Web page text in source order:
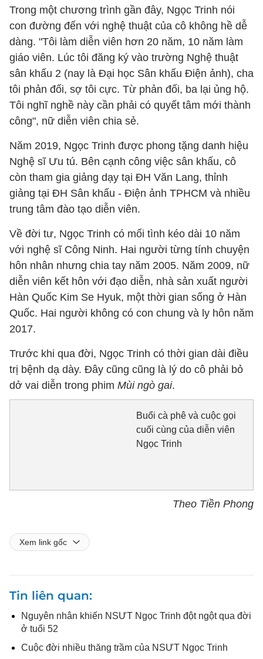
Trong một chương trình gần đây, Ngọc Trinh nói
con đường đến với nghệ thuật của cô không hề dễ
dàng. "Tôi làm diễn viên hơn 20 năm, 10 năm làm
giáo viên. Lúc tôi đăng ký vào trường Nghệ thuật
sân khấu 2 (nay là Đại học Sân khấu Điện ảnh), cha
tôi phản đối, sợ tôi cực. Từ phản đối, ba lại ủng hộ.
Tôi nghĩ nghề này cần phải có quyết tâm mới thành
công", nữ diễn viên chia sẻ.
Năm 2019, Ngọc Trinh được phong tặng danh hiệu
Nghệ sĩ Ưu tú. Bên cạnh công việc sân khấu, cô
còn tham gia giảng dạy tại ĐH Văn Lang, thỉnh
giảng tại ĐH Sân khấu - Điện ảnh TPHCM và nhiều
trung tâm đào tạo diễn viên.
Về đời tư, Ngọc Trinh có mối tình kéo dài 10 năm
với nghệ sĩ Công Ninh. Hai người từng tính chuyện
hôn nhân nhưng chia tay năm 2005. Năm 2009, nữ
diễn viên kết hôn với đạo diễn, nhà sản xuất người
Hàn Quốc Kim Se Hyuk, một thời gian sống ở Hàn
Quốc. Hai người không có con chung và ly hôn năm
2017.
Trước khi qua đời, Ngọc Trinh có thời gian dài điều
trị bệnh dạ dày. Đây cũng cũng là lý do cô phải bỏ
dở vai diễn trong phim Mùi ngò gai.
Buổi cà phê và cuộc gọi
cuối cùng của diễn viên
Ngọc Trinh
Theo Tiền Phong
Xem link gốc
Tin liên quan
Nguyên nhân khiến NSƯT Ngọc Trinh đột ngột qua đời
ở tuổi 52
Cuộc đời nhiều thăng trầm của NSƯT Ngọc Trinh